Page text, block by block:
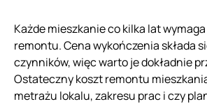
Każde mieszkanie co kilka lat
remontu. Cena wykończenia składa
czynników, więc warto je dokładnie
Ostateczny koszt remontu
metrażu lokalu, zakresu prac i czy